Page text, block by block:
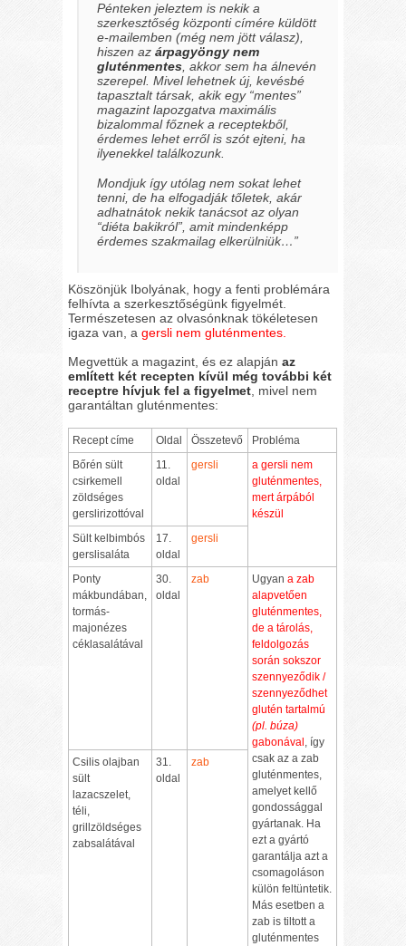
Pénteken jeleztem is nekik a
szerkesztőség központi címére küldött
e-mailemben(még nem jött válasz),
hiszen azárpagyöngy nem
gluténmentes , akkor sem ha álnevén
szerepel. Mivel lehetnek új, kevésbé
tapasztalt társak, akik egy “mentes”
magazint lapozgatva maximális
bizalommal főznek a receptekből,
érdemes lehet erről is szót ejteni, ha
ilyenekkel találkozunk.
Mondjuk így utólag nem sokat lehet
tenni, de ha elfogadják tőletek, akár
adhatnátok nekik tanácsot az olyan
“diéta bakikról”, amit mindenképp
érdemes szakmailag elkerülniük…”
Köszönjük Ibolyának, hogy a fenti problémára
felhívta a szerkesztőségünk figyelmét.
Természetesen az olvasónknak tökéletesen
igaza van, agersli nem gluténmentes.
Megvettük a magazint, és ez alapjánaz
említett két recepten kívül még további két
receptre hívjuk fel a figyelmet, mivel nem
garantáltan gluténmentes:
Recept címe Oldal Összetevő
Probléma
Bőrén sült
csirkemell
zöldséges
gerslirizottóval
11.
oldal
gersli
a gersli nem
gluténmentes,
mert árpából
készül
Sült kelbimbós
gerslisaláta
17.
oldal
gersli
Ponty
mákbundában,
tormás-
majonézes
céklasalátával
30.
oldal
zab Ugyana zab
alapvetően
gluténmentes,
de a tárolás,
feldolgozás
során sokszor
szennyeződik /
szennyeződhet
glutén tartalmú
(pl. búza)
gabonával , így
csak az a zab
gluténmentes,
amelyet kellő
gondossággal
gyártanak. Ha
ezt a gyártó
garantálja azt a
csomagoláson
külön feltüntetik.
Más esetben a
zab is tiltott a
gluténmentes
Csilis olajban
sült
lazacszelet,
téli,
grillzöldséges
zabsalátával
31.
oldal
zab